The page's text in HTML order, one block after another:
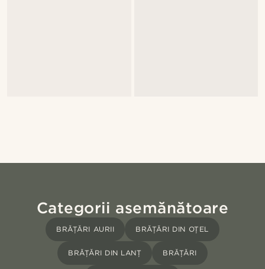
Categorii asemănătoare
BRĂȚĂRI AURII BRĂȚĂRI DIN OȚEL
BRĂȚĂRI DIN LANȚ BRĂȚĂRI